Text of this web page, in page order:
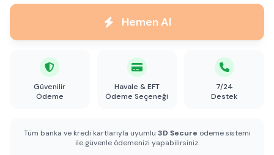
Hemen Al
Güvenilir
Ödeme
Havale & EFT
Ödeme Seçeneği
7/24
Destek
Tüm banka ve kredi kartlarıyla uyumlu 3D Secure ödeme sistemi
ile güvenle ödemenizi yapabilirsiniz.